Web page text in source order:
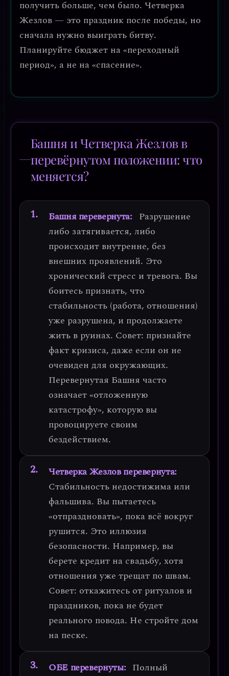
получить больше, чем было. Четверка
Жезлов — это праздник после победы, но
сначала нужно выиграть битву.
Планируйте бюджет на «переходный
период», а не на «спасение».
Башня и Четверка Жезлов в
перевёрнутом положении: что
меняется?
Башня перевернута: Разрушение
либо затягивается, либо
происходит внутренне, без
внешних проявлений. Это
хронический стресс и тревога. Вы
боитесь признать, что
стабильность (работа, отношения)
уже разрушена, и продолжаете
жить в руинах. Совет: признайте
факт кризиса, даже если он не
очевиден для окружающих.
Перевернутая Башня часто
означает «отложенную
катастрофу», которую вы
провоцируете своим
бездействием.
Четверка Жезлов перевернута:
Стабильность недостижима или
фальшива. Вы пытаетесь
«отпраздновать», пока всё вокруг
рушится. Это иллюзия
безопасности. Например, вы
берете кредит на свадьбу, хотя
отношения уже трещат по швам.
Совет: откажитесь от ритуалов и
праздников, пока не будет
реального повода. Не стройте дом
на песке.
ОБЕ перевернуты: Полный